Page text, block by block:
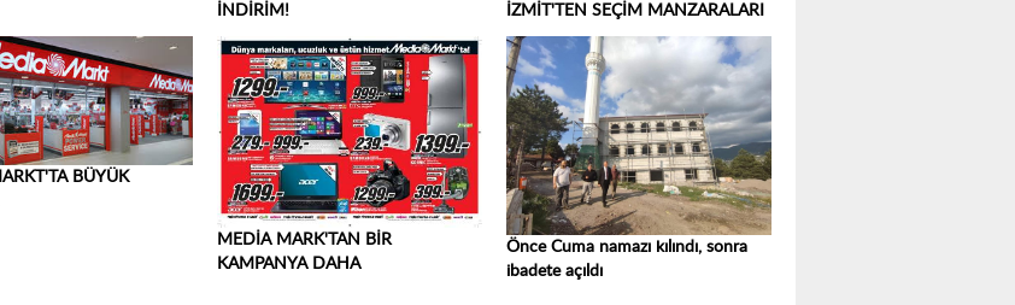
İNDİRİM!
İZMİT'TEN SEÇİM MANZARALARI
BÜYÜK
MEDİA MARK'TAN BİR
KAMPANYA DAHA
Önce Cuma namazı kılındı, sonra
ibadete açıldı